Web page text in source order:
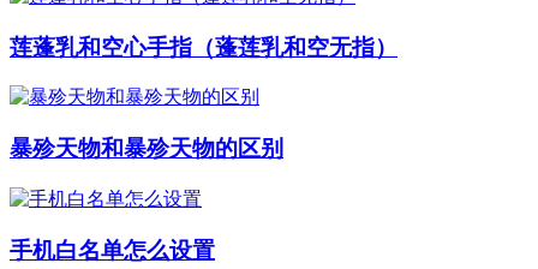
莲蓬乳和空心手指（蓬莲乳和空无指）
暴殄天物和暴殄天物的区别
手机白名单怎么设置